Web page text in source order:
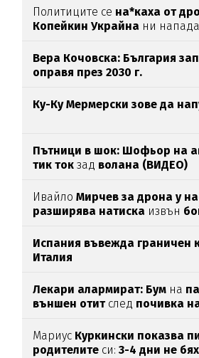
Политиците се на*каха от
Копейкин Украйна ни напада
Вера Кочовска: България
оправя през 2030 г.
Ку-Ку Мермерски зове да
Пътници в шок: Шофьор на
тик ток зад волана (ВИДЕО)
ИвайлоМирчев за дрона у
разширява натиска извън
Испания въвежда граничен
Италия
Лекари алармират: Бум на
външен отитслед почивка
Мариус Куркински показва
родителите си:3-4 дни не